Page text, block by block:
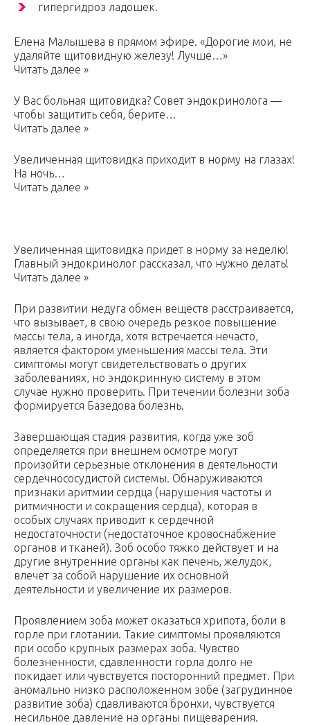
гипергидроз ладошек.
Елена Малышева в прямом эфире. «Дорогие мои, не
удаляйте щитовидную железу! Лучше…»
Читать далее »
У Вас больная щитовидка? Совет эндокринолога —
чтобы защитить себя, берите…
Читать далее »
Увеличенная щитовидка приходит в норму на глазах!
На ночь…
Читать далее »
Увеличенная щитовидка придет в норму за неделю!
Главный эндокринолог рассказал, что нужно делать!
Читать далее »
При развитии недуга обмен веществ расстраивается,
что вызывает, в свою очередь резкое повышение
массы тела, а иногда, хотя встречается нечасто,
является фактором уменьшения массы тела. Эти
симптомы могут свидетельствовать о других
заболеваниях, но эндокринную систему в этом
случае нужно проверить. При течении болезни зоба
формируется Базедова болезнь.
Завершающая стадия развития, когда уже зоб
определяется при внешнем осмотре могут
произойти серьезные отклонения в деятельности
сердечнососудистой системы. Обнаруживаются
признаки аритмии сердца (нарушения частоты и
ритмичности и сокращения сердца), которая в
особых случаях приводит к сердечной
недостаточности (недостаточное кровоснабжение
органов и тканей). Зоб особо тяжко действует и на
другие внутренние органы как печень, желудок,
влечет за собой нарушение их основной
деятельности и увеличение их размеров.
Проявлением зоба может оказаться хрипота, боли в
горле при глотании. Такие симптомы проявляются
при особо крупных размерах зоба. Чувство
болезненности, сдавленности горла долго не
покидает или чувствуется посторонний предмет. При
аномально низко расположенном зобе (загрудинное
развитие зоба) сдавливаются бронхи, чувствуется
несильное давление на органы пищеварения.